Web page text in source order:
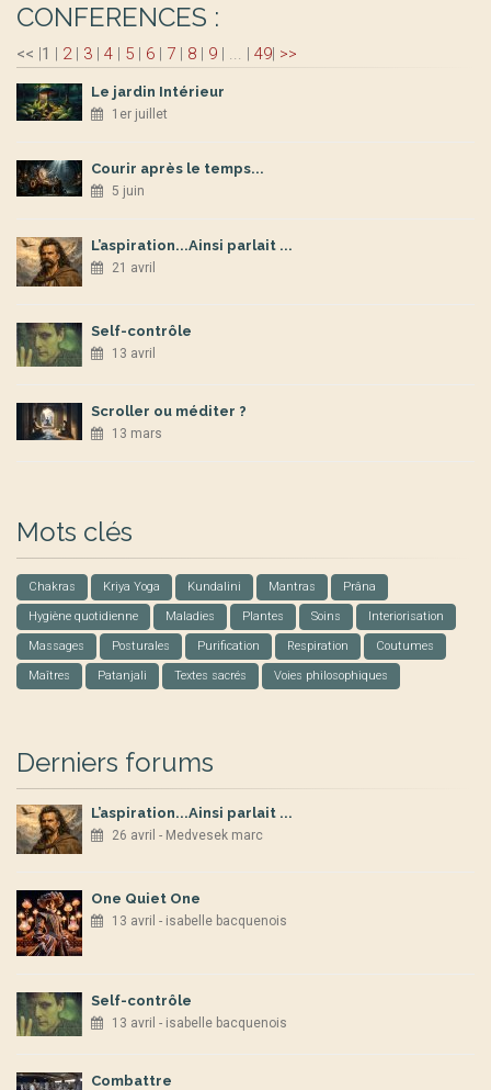
CONFERENCES :
<< |1 | 2| 3 | 4 | 5 | 6 | 7 | 8 | 9 | ... | 49| >>
Le jardin Intérieur
1er juillet
Courir après le temps...
5 juin
L’aspiration...Ainsi parlait ...
21 avril
Self-contrôle
13 avril
Scroller ou méditer ?
13 mars
Mots clés
Chakras Kriya Yoga Kundalini Mantras Prâna
Hygiène quotidienne Maladies Plantes Soins Interiorisation
Massages Posturales Purification Respiration Coutumes
Maîtres Patanjali Textes sacrés Voies philosophiques
Derniers forums
L’aspiration...Ainsi parlait ...
26 avril - Medvesek marc
One Quiet One
13 avril - isabelle bacquenois
Self-contrôle
13 avril - isabelle bacquenois
Combattre